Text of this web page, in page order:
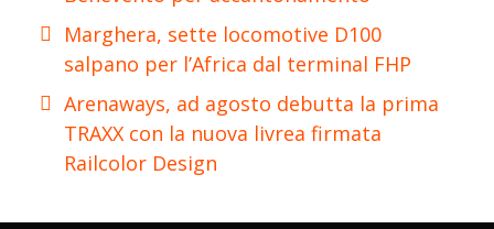
Marghera, sette locomotive D100
salpano per l’Africa dal terminal FHP
Arenaways, ad agosto debutta la prima
TRAXX con la nuova livrea firmata
Railcolor Design